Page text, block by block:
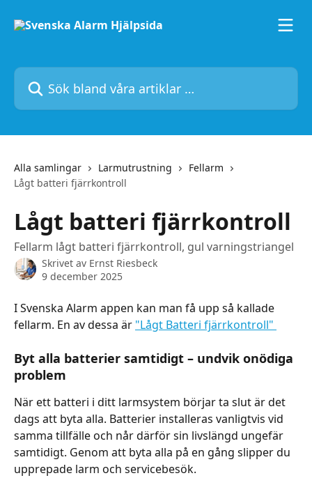
Sök bland våra artiklar …
Alla samlingar Larmutrustning
Fellarm
Lågt batteri fjärrkontroll
Lågt batteri fjärrkontroll
Fellarm lågt batteri fjärrkontroll, gul varningstriangel
Skrivet av Ernst Riesbeck
9 december 2025
I Svenska Alarm appen kan man få upp så kallade
fellarm. En av dessa är "Lågt Batteri fjärrkontroll"
Byt alla batterier samtidigt – undvik onödiga
problem
När ett batteri i ditt larmsystem börjar ta slut är det
dags att byta alla. Batterier installeras vanligtvis vid
samma tillfälle och når därför sin livslängd ungefär
samtidigt. Genom att byta alla på en gång slipper du
upprepade larm och servicebesök.